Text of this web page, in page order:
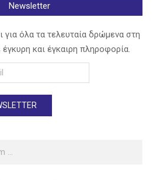
Newsletter
όλα τα τελευταία δρώμενα στη
και έγκαιρη πληροφορία.